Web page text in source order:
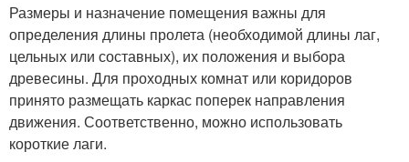
Размеры и назначение помещения важны для
определения длины пролета (необходимой длины лаг,
цельных или составных), их положения и выбора
древесины. Для проходных комнат или коридоров
принято размещать каркас поперек направления
движения. Соответственно, можно использовать
короткие лаги.